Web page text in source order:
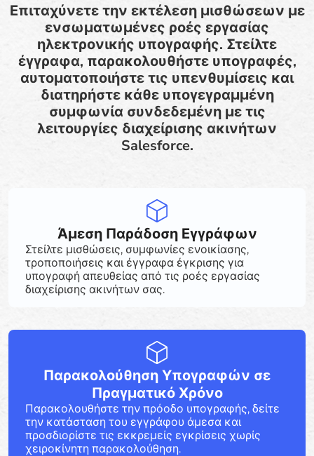
Επιταχύνετε την εκτέλεση μισθώσεων με
ενσωματωμένες ροές εργασίας
ηλεκτρονικής υπογραφής. Στείλτε
έγγραφα, παρακολουθήστε υπογραφές,
αυτοματοποιήστε τις υπενθυμίσεις και
διατηρήστε κάθε υπογεγραμμένη
συμφωνία συνδεδεμένη με τις
λειτουργίες διαχείρισης ακινήτων
Salesforce.
Άμεση Παράδοση Εγγράφων
Στείλτε μισθώσεις, συμφωνίες ενοικίασης,
τροποποιήσεις και έγγραφα έγκρισης για
υπογραφή απευθείας από τις ροές εργασίας
διαχείρισης ακινήτων σας.
Παρακολούθηση Υπογραφών σε
Πραγματικό Χρόνο
Παρακολουθήστε την πρόοδο υπογραφής, δείτε
την κατάσταση του εγγράφου άμεσα και
προσδιορίστε τις εκκρεμείς εγκρίσεις χωρίς
χειροκίνητη παρακολούθηση.